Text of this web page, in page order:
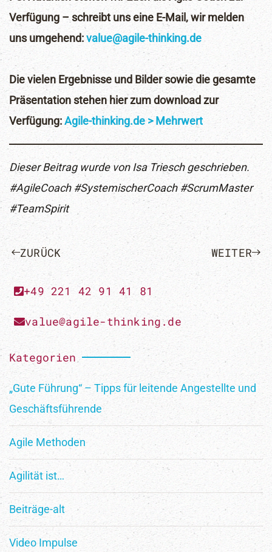
Verfügung – schreibt uns eine E-Mail, wir melden
uns umgehend:value@agile-thinking.de
Die vielen Ergebnisse und Bilder sowie die gesamte
Präsentation stehen hier zum download zur
Verfügung:Agile-thinking.de > Mehrwert
Dieser Beitrag wurde von Isa Triesch geschrieben.
#AgileCoach #SystemischerCoach #ScrumMaster
#TeamSpirit
ZURÜCK WEITER
+49 221 42 91 41 81
value@agile-thinking.de
Kategorien
„Gute Führung“ – Tipps für leitende Angestellte und
Geschäftsführende
Agile Methoden
Agilität ist…
Beiträge-alt
Video Impulse